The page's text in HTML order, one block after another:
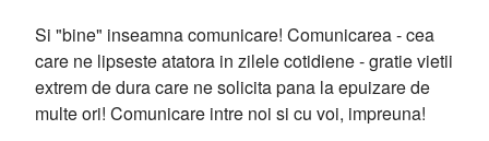
Si "bine" inseamna comunicare! Comunicarea - cea
care ne lipseste atatora in zilele cotidiene - gratie vietii
extrem de dura care ne solicita pana la epuizare de
multe ori! Comunicare intre noi si cu voi, impreuna!